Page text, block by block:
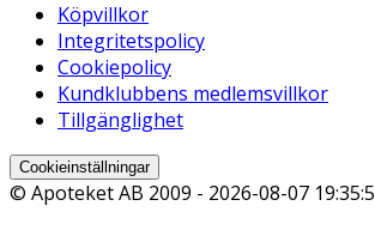
Köpvillkor
Integritetspolicy
Cookiepolicy
Kundklubbens medlemsvillkor
Tillgänglighet
Cookieinställningar
© Apoteket AB 2009 - 2026-08-07